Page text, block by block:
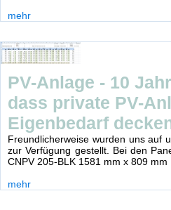
mehr
PV-Anlage - 10
dass private PV-
Eigenbedarf
Freundlicherweise wurden uns auf
zur Verfügung gestellt. Bei den
CNPV 205-BLK 1581 mm x 809
mehr